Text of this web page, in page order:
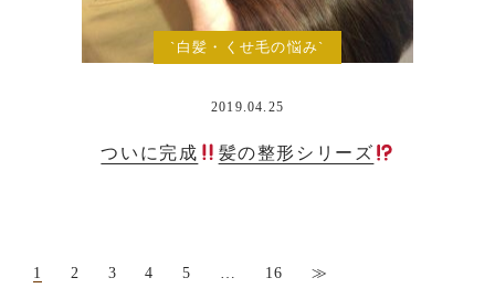
`白髪・くせ毛の悩み`
2019.04.25
ついに完成 髪の整形シリーズ
1 2 3 4 5 … 16 ≫